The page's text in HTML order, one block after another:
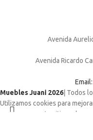
Avenida
Avenida Ricardo
Muebles Juani 2026 | Todos
Utilizamos cookies para
navegar por este sitio web,